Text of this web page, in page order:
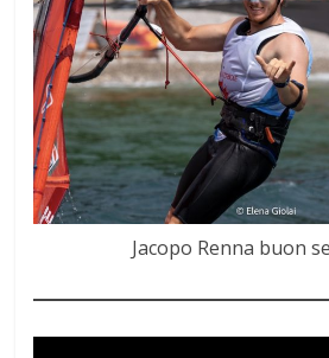
Jacopo Renna buon